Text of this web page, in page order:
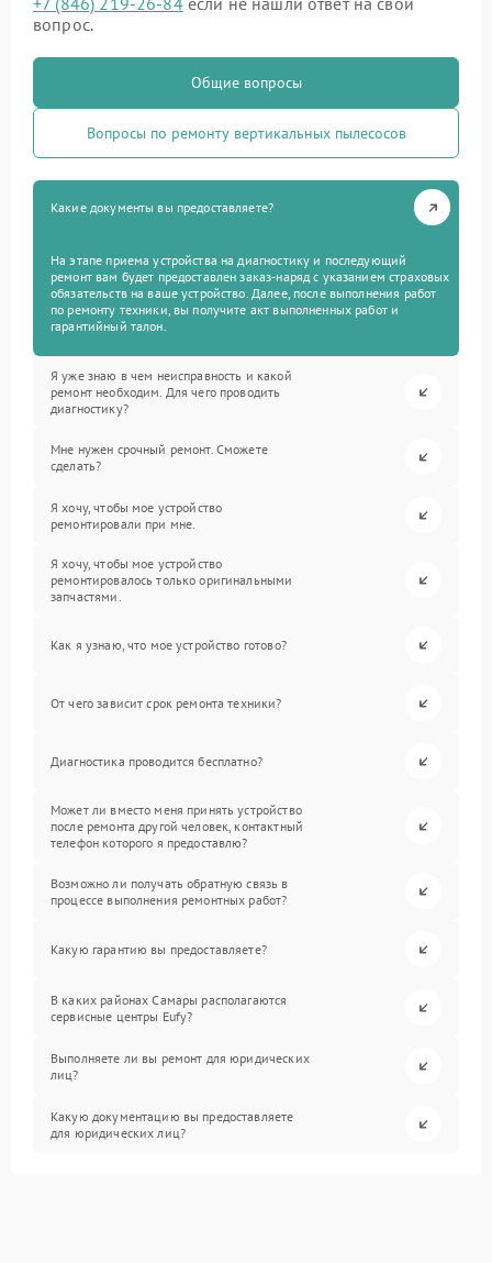
вопрос.
Общие вопросы
Вопросы по ремонту вертикальных пылесосов
Какие документы вы предоставляете?
На этапе приема устройства на диагностику и последующий
ремонт вам будет предоставлен заказ-наряд с указанием страховых
обязательств на ваше устройство. Далее, после выполнения работ
по ремонту техники, вы получите акт выполненных работ и
гарантийный талон.
Я уже знаю в чем неисправность и какой
ремонт необходим. Для чего проводить
диагностику?
Мне нужен срочный ремонт. Сможете
сделать?
Я хочу, чтобы мое устройство
ремонтировали при мне.
Я хочу, чтобы мое устройство
ремонтировалось только оригинальными
запчастями.
Как я узнаю, что мое устройство готово?
От чего зависит срок ремонта техники?
Диагностика проводится бесплатно?
Может ли вместо меня принять устройство
после ремонта другой человек, контактный
телефон которого я предоставлю?
Возможно ли получать обратную связь в
процессе выполнения ремонтных работ?
Какую гарантию вы предоставляете?
В каких районах Самары располагаются
сервисные центры Eufy?
Выполняете ли вы ремонт для юридических
лиц?
Какую документацию вы предоставляете
для юридических лиц?